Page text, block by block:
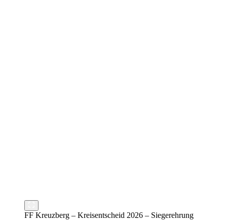
FF Kreuzberg – Kreisentscheid 2026 – Siegerehrung